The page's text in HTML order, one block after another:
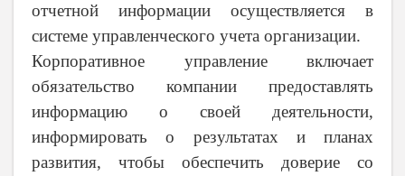
отчетной информации осуществляется в
системе управленческого учета организации.
Корпоративное управление включает
обязательство компании предоставлять
информацию о своей деятельности,
информировать о результатах и планах
развития, чтобы обеспечить доверие со